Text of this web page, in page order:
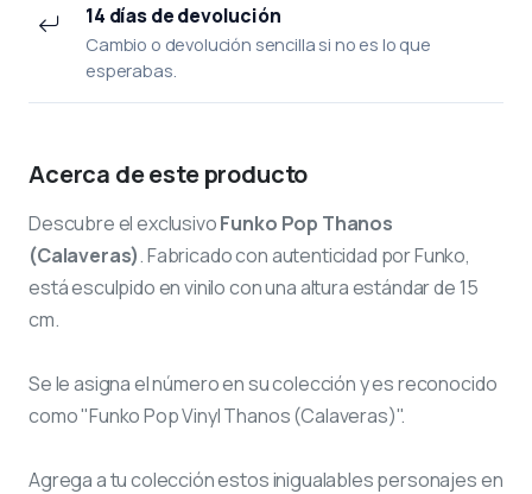
14 días de devolución
Cambio o devolución sencilla si no es lo que
esperabas.
Acerca de este producto
Descubre el exclusivoFunko Pop Thanos
(Calaveras). Fabricado con autenticidad por Funko,
está esculpido en vinilo con una altura estándar de 15
cm.
Se le asigna el númeroen su colección y es reconocido
como "Funko Pop Vinyl Thanos (Calaveras)".
Agrega a tu colección estos inigualables personajes en